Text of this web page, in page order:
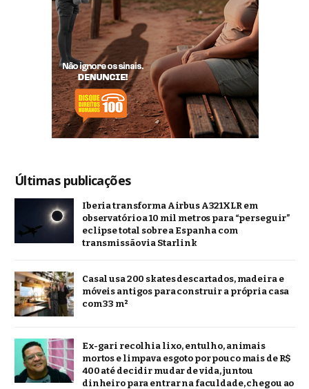
Últimas publicações
Iberia transforma Airbus A321XLR em
observatório a 10 mil metros para “perseguir”
eclipse total sobre a Espanha com
transmissão via Starlink
Casal usa 200 skates descartados, madeira e
móveis antigos para construir a própria casa
com 33 m²
Ex-gari recolhia lixo, entulho, animais
mortos e limpava esgoto por pouco mais de R$
400 até decidir mudar de vida, juntou
dinheiro para entrar na faculdade, chegou ao